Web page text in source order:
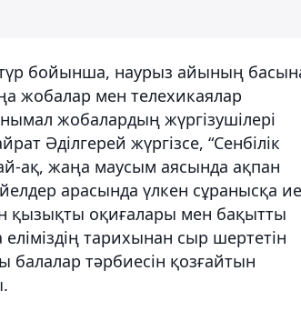
бойынша, наурыз айының
жобалар мен телехикаялар
жобалардың жүргізушілері
Әділгерей жүргізсе, “Сенбілік
ақ, жаңа маусым аясында ақпан
арасында үлкен сұранысқа
қызықты оқиғалары мен бақытты
тарихынан сыр шертетін
балалар тәрбиесін қозғайтын